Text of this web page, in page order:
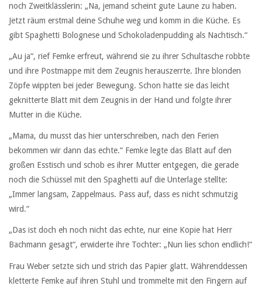
noch Zweitklässlerin: „Na, jemand scheint gute Laune zu haben.
Jetzt räum erstmal deine Schuhe weg und komm in die Küche. Es
gibt Spaghetti Bolognese und Schokoladenpudding als Nachtisch.“
„Au ja“, rief Femke erfreut, während sie zu ihrer Schultasche robbte
und ihre Postmappe mit dem Zeugnis herauszerrte. Ihre blonden
Zöpfe wippten bei jeder Bewegung. Schon hatte sie das leicht
geknitterte Blatt mit dem Zeugnis in der Hand und folgte ihrer
Mutter in die Küche.
„Mama, du musst das hier unterschreiben, nach den Ferien
bekommen wir dann das echte.“ Femke legte das Blatt auf den
großen Esstisch und schob es ihrer Mutter entgegen, die gerade
noch die Schüssel mit den Spaghetti auf die Unterlage stellte:
„Immer langsam, Zappelmaus. Pass auf, dass es nicht schmutzig
wird.“
„Das ist doch eh noch nicht das echte, nur eine Kopie hat Herr
Bachmann gesagt“, erwiderte ihre Tochter: „Nun lies schon endlich!“
Frau Weber setzte sich und strich das Papier glatt. Währenddessen
kletterte Femke auf ihren Stuhl und trommelte mit den Fingern auf